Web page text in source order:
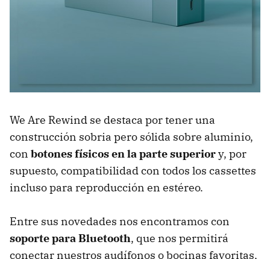
We Are Rewind se destaca por tener una
construcción sobria pero sólida sobre aluminio,
con botones físicos en la parte superiory, por
supuesto, compatibilidad con todos los cassettes
incluso para reproducción en estéreo.
Entre sus novedades nos encontramos con
soporte para Bluetooth, que nos permitirá
conectar nuestros audífonos o bocinas favoritas,